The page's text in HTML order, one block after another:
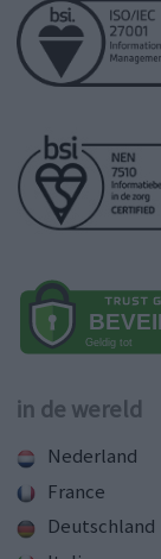
in de wereld
Nederland
France
Deutschland